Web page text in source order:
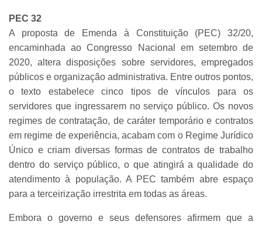
PEC 32
A proposta de Emenda à Constituição (PEC) 32/20,
encaminhada ao Congresso Nacional em setembro de
2020, altera disposições sobre servidores, empregados
públicos e organização administrativa. Entre outros pontos,
o texto estabelece cinco tipos de vínculos para os
servidores que ingressarem no serviço público. Os novos
regimes de contratação, de caráter temporário e contratos
em regime de experiência, acabam com o Regime Jurídico
Único e criam diversas formas de contratos de trabalho
dentro do serviço público, o que atingirá a qualidade do
atendimento à população. A PEC também abre espaço
para a terceirização irrestrita em todas as áreas.
Embora o governo e seus defensores afirmem que a